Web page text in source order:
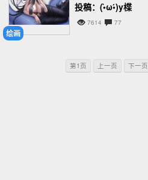
绘画
投稿：(•̀ω•́)y楪
7614 77
第1页 上一页 下一页